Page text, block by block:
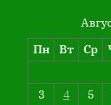
Пн
Вт Ср
3
4 5